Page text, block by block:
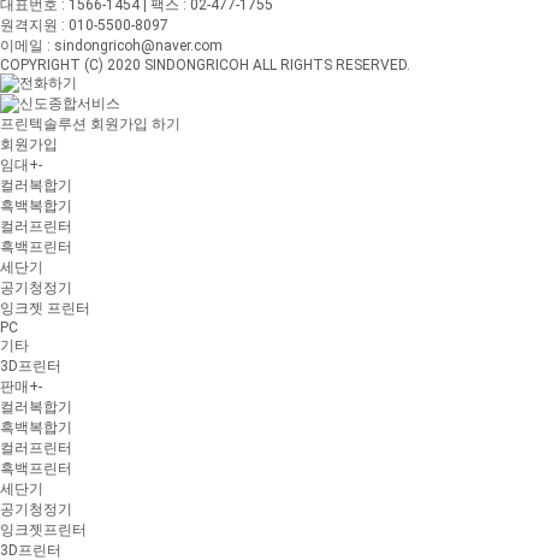
대표번호 : 1566-1454 | 팩스 : 02-477-1755
원격지원 : 010-5500-8097
이메일 : sindongricoh@naver.com
COPYRIGHT (C) 2020 SINDONGRICOH ALL RIGHTS RESERVED.
프린텍솔루션 회원가입 하기
회원가입
임대 +-
컬러복합기
흑백복합기
컬러프린터
흑백프린터
세단기
공기청정기
잉크젯 프린터
PC
기타
3D프린터
판매 +-
컬러복합기
흑백복합기
컬러프린터
흑백프린터
세단기
공기청정기
잉크젯프린터
3D프린터